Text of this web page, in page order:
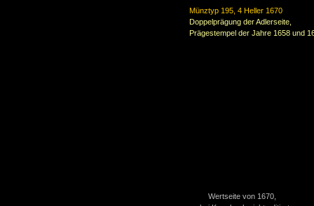
Münztyp 195, 4 Heller 1670
Doppelprägung der Adlerseite,
Prägestempel der Jahre 1658 und
Wertseite von 1670,